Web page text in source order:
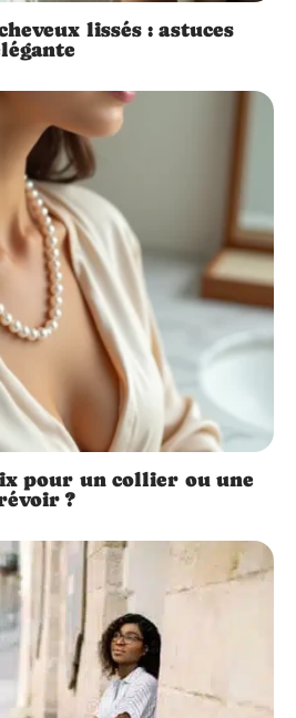
lissés : astuces
pour un collier ou une
?